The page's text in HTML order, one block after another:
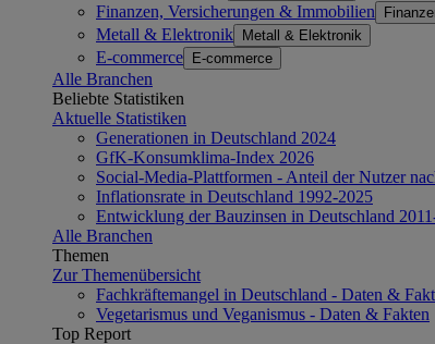
Finanzen, Versicherungen & Immobilien
Metall & Elektronik Metall & Elektronik
E-commerce E-commerce
Alle Branchen
Beliebte Statistiken
Aktuelle Statistiken
Generationen in Deutschland 2024
GfK-Konsumklima-Index 2026
Social-Media-Plattformen - Anteil der Nutzer
Inflationsrate in Deutschland 1992-2025
Entwicklung der Bauzinsen in Deutschland
Alle Branchen
Themen
Zur Themenübersicht
Fachkräftemangel in Deutschland - Daten &
Vegetarismus und Veganismus - Daten & Fakten
Top Report